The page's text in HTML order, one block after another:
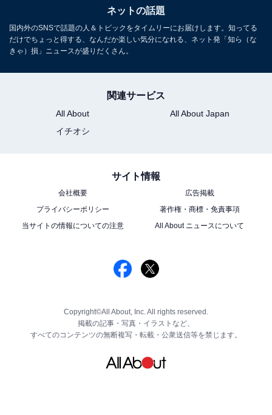
ネットの話題
国内外のSNSで話題の人＆トピックをタイムリーにお届けします。知ってる
だけでちょっと得する、なんだか楽しい気分になれる、ネット発「知ら（な
きゃ）損」ニュースが盛りだくさん。
関連サービス
All About
All About Japan
イチオシ
サイト情報
会社概要
広告掲載
プライバシーポリシー
著作権・商標・免責事項
当サイトの情報についての注意
All About ニュースについて
Copyright©All About, Inc. All rights reserved.
掲載の記事・写真・イラストなど、
すべてのコンテンツの無断複写・転載・公衆送信等を禁じます。